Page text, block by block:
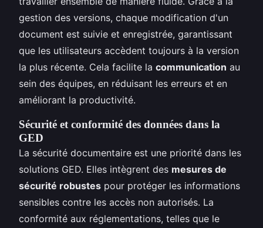
gestion des versions, chaque modification d'un
document est suivie et enregistrée, garantissant
que les utilisateurs accèdent toujours à la version
la plus récente. Cela facilite la communication au
sein des équipes, en réduisant les erreurs et en
améliorant la productivité.
Sécurité et conformité des données dans la
GED
La sécurité documentaire est une priorité dans les
solutions GED. Elles intègrent des mesures de
sécurité robustes pour protéger les informations
sensibles contre les accès non autorisés. La
conformité aux réglementations, telles que le